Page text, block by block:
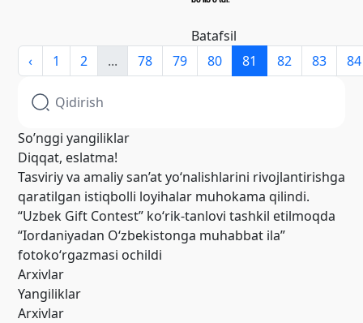
Batafsil
‹
1 2 ... 78 79 80 81 82 83 84
So’nggi yangiliklar
Diqqat, eslatma!
Tasviriy va amaliy san’at yo‘nalishlarini rivojlantirishga
qaratilgan istiqbolli loyihalar muhokama qilindi.
“Uzbek Gift Contest” ko‘rik-tanlovi tashkil etilmoqda
“Iordaniyadan O‘zbekistonga muhabbat ila”
fotoko‘rgazmasi ochildi
Arxivlar
Yangiliklar
Arxivlar